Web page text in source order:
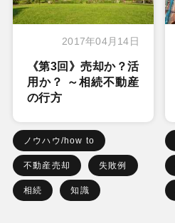
2017年04月14日
《第3回》売却か？活
用か？ ～相続不動産
の行方
ノウハウ/how to
不動産売却 失敗例
相続 知識